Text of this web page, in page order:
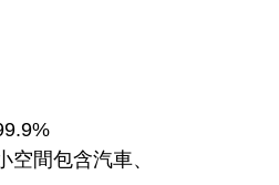
間包含汽車、